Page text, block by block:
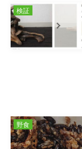
検証
野食